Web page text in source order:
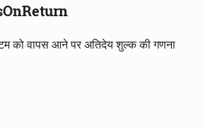
को वापस आने पर अतिदेय शुल्क की गणना